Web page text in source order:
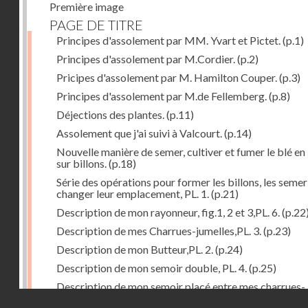
Première image
PAGE DE TITRE
Principes d'assolement par MM. Yvart et Pictet. (p.1)
Principes d'assolement par M.Cordier. (p.2)
Pricipes d'assolement par M. Hamilton Couper. (p.3)
Principes d'assolement par M.de Fellemberg. (p.8)
Déjections des plantes. (p.11)
Assolement que j'ai suivi à Valcourt. (p.14)
Nouvelle manière de semer, cultiver et fumer le blé en
sur billons. (p.18)
Série des opérations pour former les billons, les
changer leur emplacement, PL. 1. (p.21)
Description de mon rayonneur, fig.1, 2 et 3,PL. 6.
Description de mes Charrues-jumelles,PL. 3. (p.23)
Description de mon Butteur,PL. 2. (p.24)
Description de mon semoir double, PL. 4. (p.25)
Description de mon semoir placé entre mes charrues-